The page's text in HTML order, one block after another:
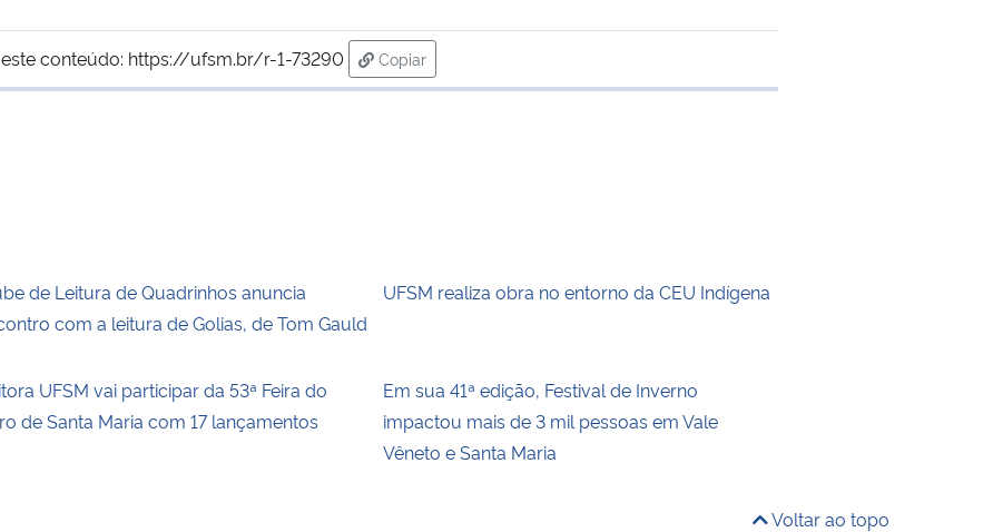
conteúdo: https://ufsm.br/r-1-73290
Copiar
para área de transferência
de Leitura de Quadrinhos anuncia
com a leitura de Golias, de Tom Gauld
UFSM realiza obra no entorno da CEU Indígena
UFSM vai participar da 53ª Feira do
de Santa Maria com 17 lançamentos
Em sua 41ª edição, Festival de Inverno
impactou mais de 3 mil pessoas em Vale
Vêneto e Santa Maria
Voltar ao topo